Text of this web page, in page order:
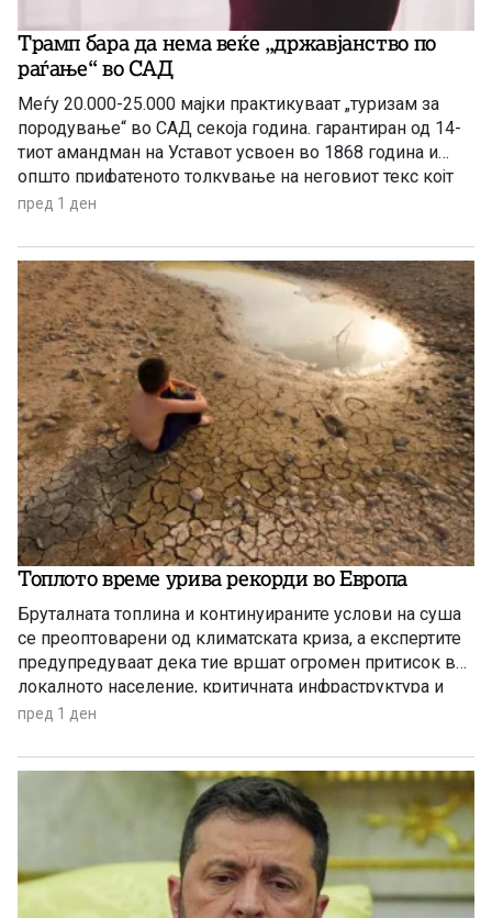
Трамп бара да нема веќе „државјанство по
раѓање“ во САД
Меѓу 20.000-25.000 мајки практикуваат „туризам за
породување“ во САД секоја година. гарантиран од 14-
тиот амандман на Уставот усвоен во 1868 година и
општо прифатеното толкување на неговиот текс којт
гарантира државјанство на речиси секој роден во САД
пред 1 ден
Топлото време урива рекорди во Европа
Бруталната топлина и континуираните услови на суша
се преоптоварени од климатската криза, а експертите
предупредуваат дека тие вршат огромен притисок врз
локалното население, критичната инфраструктура и
дивиот свет низ целиот регион.
пред 1 ден